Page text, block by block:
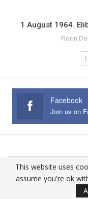
1 August 1964.
Florin
Facebook
©
This website uses
assume you're ok